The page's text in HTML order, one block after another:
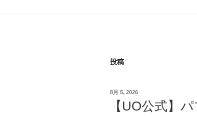
投稿
投
8月 5, 2026
【UO公式】